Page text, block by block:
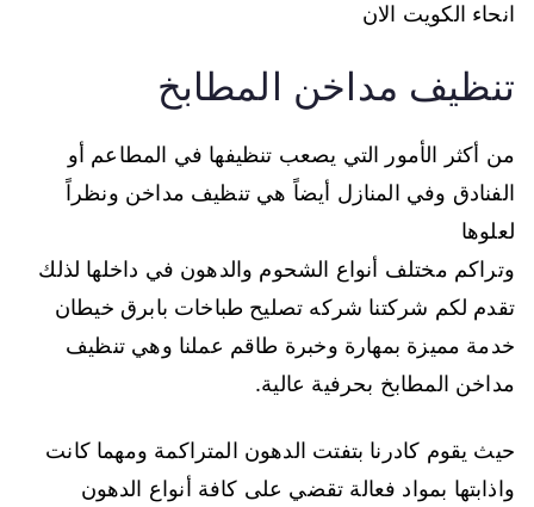
انحاء الكويت الان
تنظيف مداخن المطابخ
من أكثر الأمور التي يصعب تنظيفها في المطاعم أو
الفنادق وفي المنازل أيضاً هي تنظيف مداخن ونظراً
لعلوها
وتراكم مختلف أنواع الشحوم والدهون في داخلها لذلك
تقدم لكم شركتنا شركه تصليح طباخات بابرق خيطان
خدمة مميزة بمهارة وخبرة طاقم عملنا وهي تنظيف
مداخن المطابخ بحرفية عالية.
حيث يقوم كادرنا بتفتت الدهون المتراكمة ومهما كانت
واذابتها بمواد فعالة تقضي على كافة أنواع الدهون